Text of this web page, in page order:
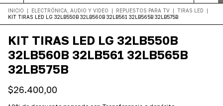
INICIO | ELECTRÓNICA, AUDIO Y VIDEO | REPUESTOS PARA TV | TIRAS LED
|
KIT TIRAS LED LG 32LB550B 32LB560B 32LB561 32LB565B 32LB575B
KIT TIRAS LED LG 32LB550B
32LB560B 32LB561 32LB565B
32LB575B
$26.400,00